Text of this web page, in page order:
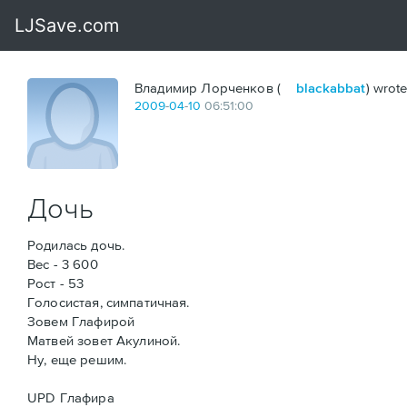
Владимир Лорченков ( blackabbat)
2009-04-10 06:51:00
Дочь
Родилась дочь.
Вес - 3 600
Рост - 53
Голосистая, симпатичная.
Зовем Глафирой
Матвей зовет Акулиной.
Ну, еще решим.
UPD Глафира